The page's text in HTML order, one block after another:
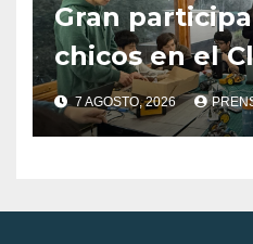
Gran
chicos en el
Robótica de
Angostura.
7 AGOSTO, 2026